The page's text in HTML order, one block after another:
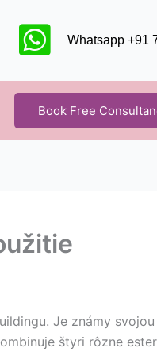
Whatsapp +91
Book Free
Je známy
štyri rôzne